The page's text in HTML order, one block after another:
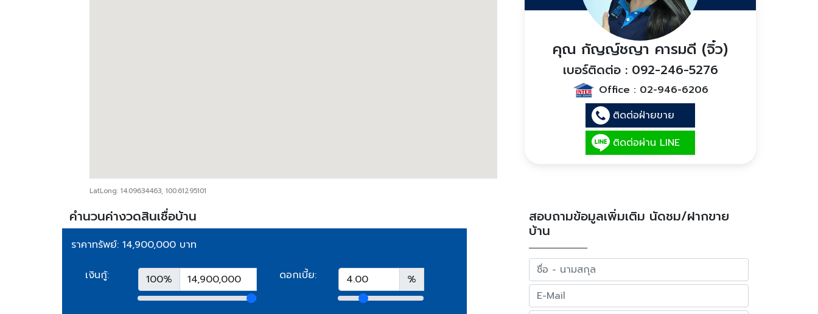
LatLong: 14.09634463, 100.61295101
คุณ กัญญ์ชญา คารมดี (จิ๋ว)
เบอร์ติดต่อ : 092-246-5276
Office : 02-946-6206
ติดต่อฝ่ายขาย
ติดต่อผ่าน LINE
คำนวนค่างวดสินเชื่อบ้าน
ราคาทรัพย์: 14,900,000 บาท
เงินกู้: 100% ดอกเบี้ย: %
สอบถามข้อมูลเพิ่มเติม นัดชม/ฝากขาย
บ้าน